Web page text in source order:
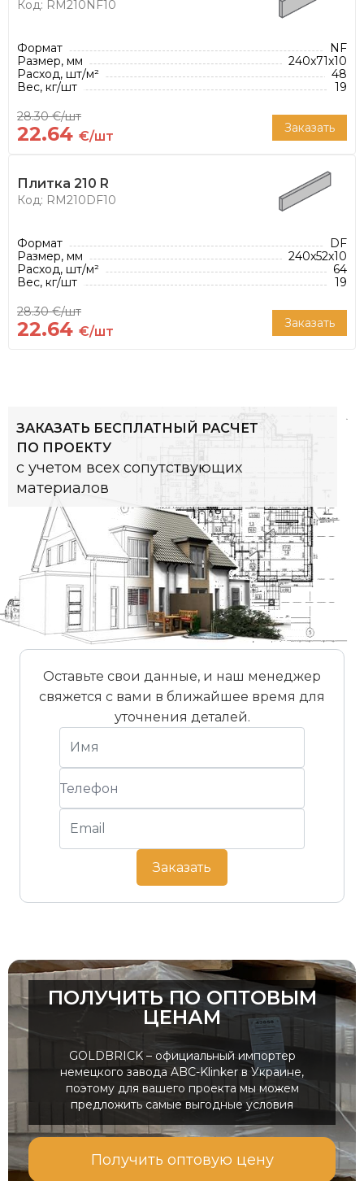
Код: RM210NF10
Формат
NF
Размер, мм
240x71x10
Расход, шт/м²
48
Вес, кг/шт
19
28.30 €/шт
22.64 €/шт
Заказать
Плитка 210 R
Код: RM210DF10
Формат
DF
Размер, мм
240x52x10
Расход, шт/м²
64
Вес, кг/шт
19
28.30 €/шт
22.64 €/шт
Заказать
ЗАКАЗАТЬ БЕСПЛАТНЫЙ РАСЧЕТ
ПО ПРОЕКТУ
с учетом всех сопутствующих
материалов
Оставьте свои данные, и наш менеджер
свяжется с вами в ближайшее время для
уточнения деталей.
Заказать
ПОЛУЧИТЬ ПО ОПТОВЫМ
ЦЕНАМ
GOLDBRICK – официальный импортер
немецкого завода ABC-Klinker в Украине,
поэтому для вашего проекта мы можем
предложить самые выгодные условия
Получить оптовую цену